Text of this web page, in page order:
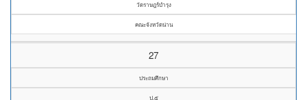
วัดราษฎร์บำรุง
คณะจังหวัดน่าน
27
ประถมศึกษา
ป.๕